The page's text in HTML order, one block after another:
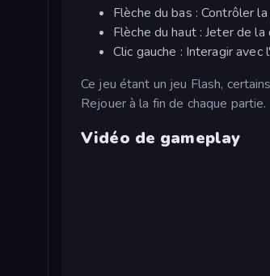
Flèche du bas : Contrôler la
Flèche du haut : Jeter de la
Clic gauche : Interagir avec
Ce jeu étant un jeu Flash,
Rejouer à la fin de chaque partie.
Vidéo de gameplay